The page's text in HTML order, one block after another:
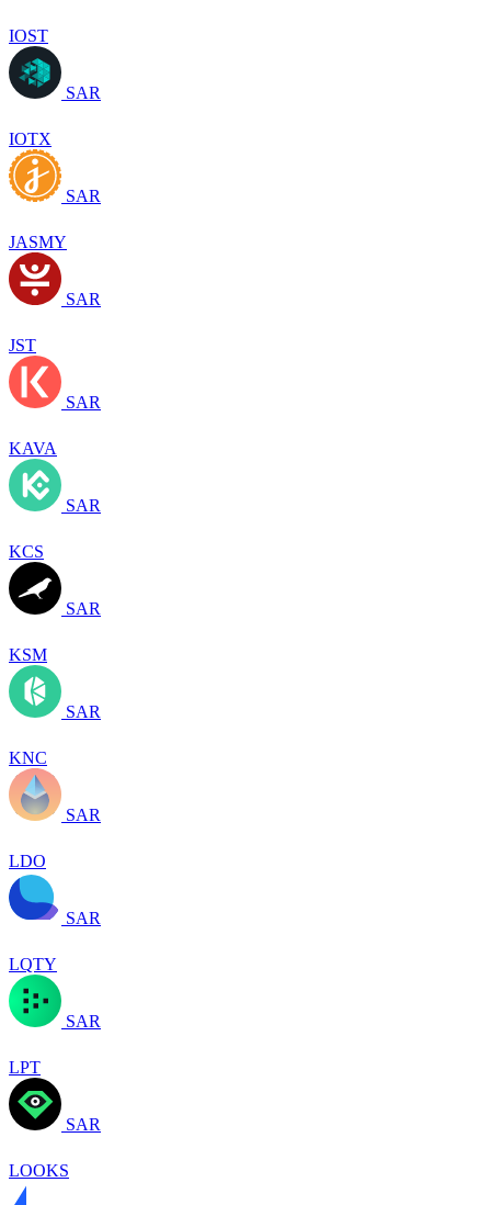
IOST
SAR
IOTX
SAR
JASMY
SAR
JST
SAR
KAVA
SAR
KCS
SAR
KSM
SAR
KNC
SAR
LDO
SAR
LQTY
SAR
LPT
SAR
LOOKS